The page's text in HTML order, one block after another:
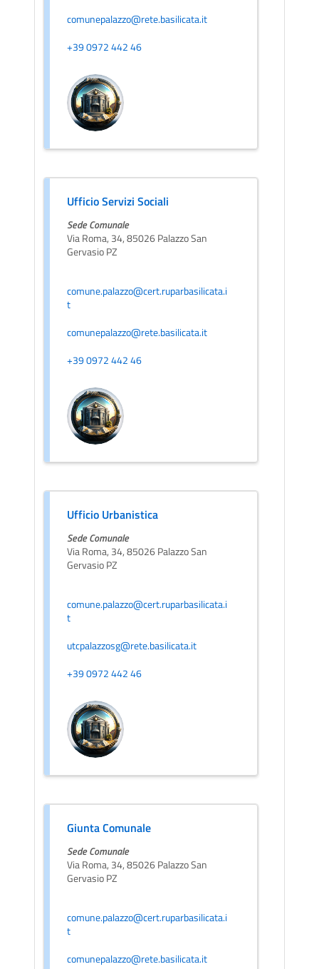
comunepalazzo@rete.basilicata.it
+39 0972 442 46
Ufficio Servizi Sociali
Sede Comunale
Via Roma, 34, 85026 Palazzo San
Gervasio PZ
comune.palazzo@cert.ruparbasilicata.i
t
comunepalazzo@rete.basilicata.it
+39 0972 442 46
Ufficio Urbanistica
Sede Comunale
Via Roma, 34, 85026 Palazzo San
Gervasio PZ
comune.palazzo@cert.ruparbasilicata.i
t
utcpalazzosg@rete.basilicata.it
+39 0972 442 46
Giunta Comunale
Sede Comunale
Via Roma, 34, 85026 Palazzo San
Gervasio PZ
comune.palazzo@cert.ruparbasilicata.i
t
comunepalazzo@rete.basilicata.it